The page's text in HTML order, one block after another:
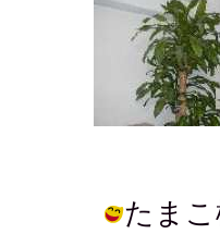
たま